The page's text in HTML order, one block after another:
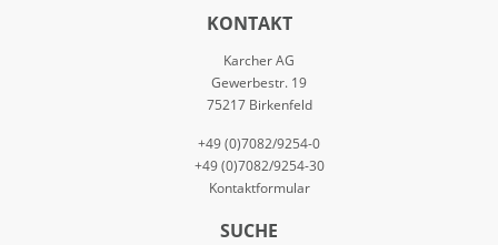
KONTAKT
Karcher AG
Gewerbestr. 19
75217 Birkenfeld
+49 (0)7082/9254-0
+49 (0)7082/9254-30
Kontaktformular
SUCHE